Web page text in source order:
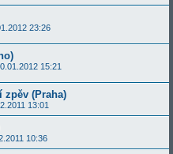
23:26
15:21
zpěv (Praha)
13:01
10:36